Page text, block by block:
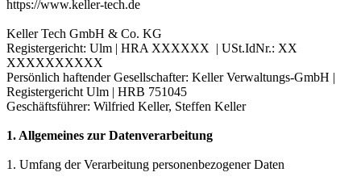
https://www.keller-tech.de
Keller Tech GmbH & Co. KG
Registergericht: Ulm | HRA XXXXXX | USt.IdNr.: XX
XXXXXXXXXX
Persönlich haftender Gesellschafter: Keller Verwaltungs-GmbH |
Registergericht Ulm | HRB 751045
Geschäftsführer: Wilfried Keller, Steffen Keller
1. Allgemeines zur Datenverarbeitung
1. Umfang der Verarbeitung personenbezogener Daten